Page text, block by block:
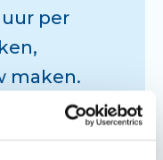
per
maken.